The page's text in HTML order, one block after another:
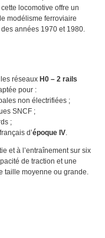
locomotive offre un
modélisme ferroviaire
années 1970 et 1980.
réseaux H0 – 2 rails
pour :
non électrifiées ;
SNCF ;
;
d’époque IV.
et à l’entraînement sur six
de traction et une
taille moyenne ou grande.